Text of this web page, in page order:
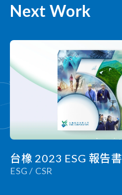
Next Work
台橡 2023 ESG 報告書
ESG / CSR